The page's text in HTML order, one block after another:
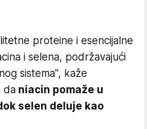
proteine i esencijalne
i selena, podržavajući
sistema", kaže
da niacin pomaže u
selen deluje kao